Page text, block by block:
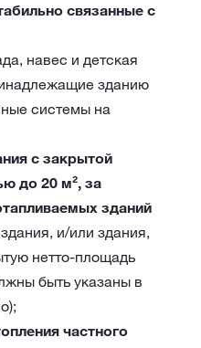
связанные с
навес и детская
зданию
системы на
с закрытой
до 20 м², за
зданий
и/или здания,
нетто-площадь
быть указаны в
частного